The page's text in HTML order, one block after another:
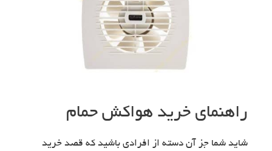
راهنمای خرید هواکش حمام
شاید شما جز آن دسته از افرادی باشید که قصد خرید